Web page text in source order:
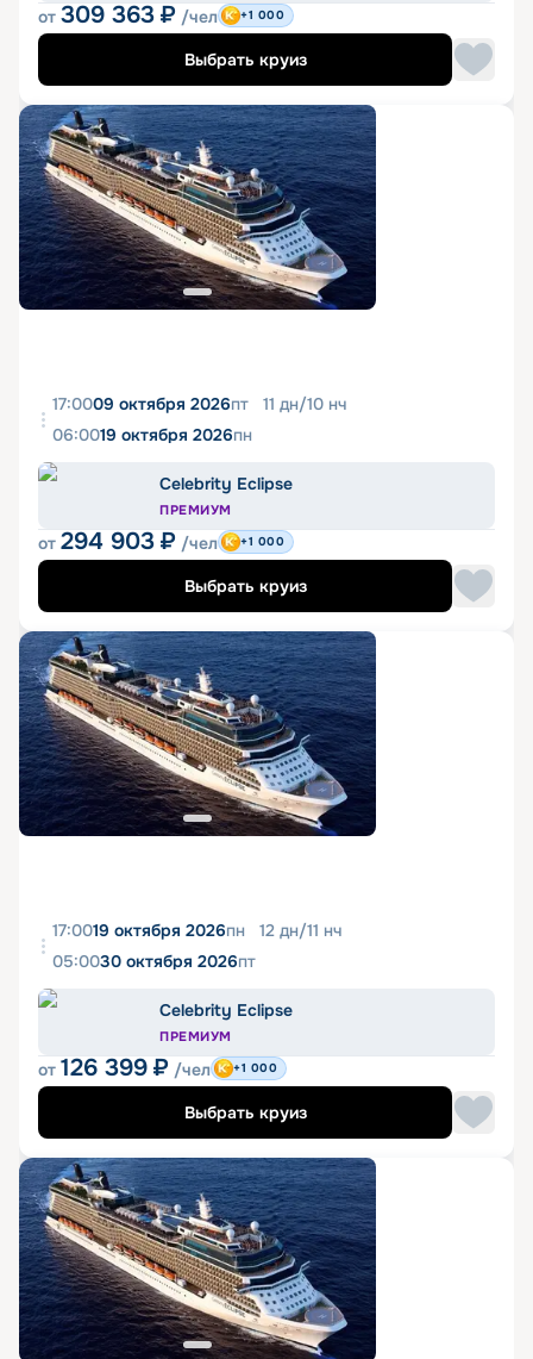
от 309 363 ₽ /чел +1 000
Выбрать круиз
17:0009 октября 2026пт 11 дн/10 нч
06:0019 октября 2026пн
Celebrity Eclipse
ПРЕМИУМ
от 294 903 ₽ /чел +1 000
Выбрать круиз
17:0019 октября 2026пн 12 дн/11 нч
05:0030 октября 2026пт
Celebrity Eclipse
ПРЕМИУМ
от 126 399 ₽ /чел +1 000
Выбрать круиз